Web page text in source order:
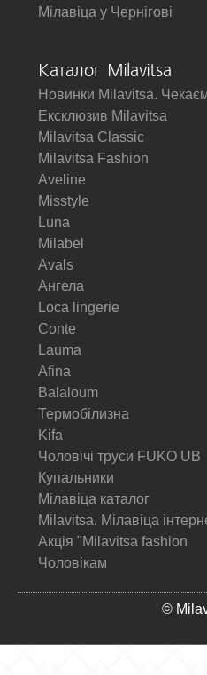
Мілавіца у Чернігові
Каталог Milavitsa
Новинки Milavitsa.
Ексклюзив Milavitsa
Milavitsa Classic
Milavitsa Fashion
Aveline
Misstyle
Luna
Milabel
Avals
Ангела
Loca lingerie
Conte
Lauma
Afina
Balaloum
Термобілизна
Kifa
Чоловічі труси FUKO UB
Купальники
Мілавіца каталог
Milavitsa. Мілавіца
Акція "Milavitsa fashion
Чоловікам
©